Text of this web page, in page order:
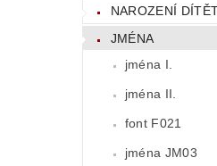
NAROZENÍ
JMÉNA
jména I.
jména II.
font F021
jména JM03